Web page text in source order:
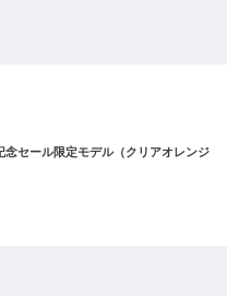
セール限定モデル（クリアオレンジ